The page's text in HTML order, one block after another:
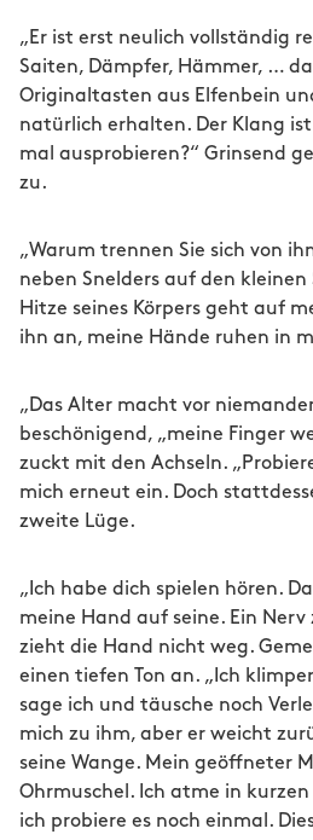
„Er ist erst neulich vollständig
Saiten, Dämpfer, Hämmer, …
Originaltasten aus Elfenbein
natürlich erhalten. Der Klang
mal ausprobieren?“ Grinsend
zu.
„Warum trennen Sie sich von
neben Snelders auf den kleinen
Hitze seines Körpers geht auf
ihn an, meine Hände ruhen in
„Das Alter macht vor
beschönigend, „meine Finger
zuckt mit den Achseln.
mich erneut ein. Doch
zweite Lüge.
„Ich habe dich spielen hören.
meine Hand auf seine. Ein Nerv
zieht die Hand nicht weg.
einen tiefen Ton an. „Ich
sage ich und täusche noch
mich zu ihm, aber er weicht
seine Wange. Mein geöffneter
Ohrmuschel. Ich atme in
ich probiere es noch einmal.